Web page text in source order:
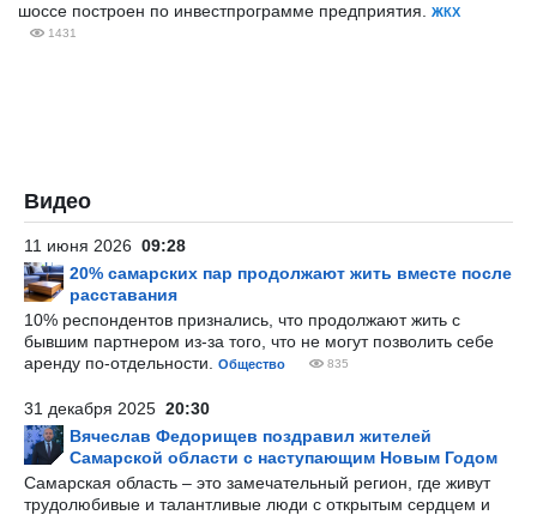
шоссе построен по инвестпрограмме предприятия.
ЖКХ
1431
Видео
11 июня 2026 09:28
20% самарских пар продолжают жить вместе после
расставания
10% респондентов признались, что продолжают жить с
бывшим партнером из-за того, что не могут позволить себе
аренду по-отдельности.
Общество 835
31 декабря 2025 20:30
Вячеслав Федорищев поздравил жителей
Самарской области с наступающим Новым Годом
Самарская область – это замечательный регион, где живут
трудолюбивые и талантливые люди с открытым сердцем и